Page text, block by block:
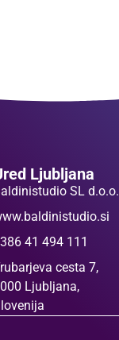
Ljubljana
SL d.o.o.
41 494 111
cesta 7,
Ljubljana,